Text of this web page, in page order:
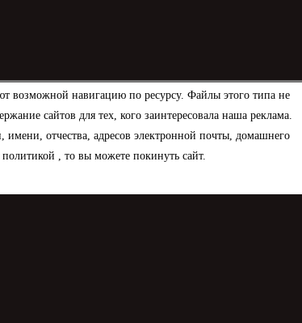
возможной навигацию по ресурсу. Файлы этого типа не
сайтов для тех, кого заинтересовала наша реклама.
отчества, адресов электронной почты, домашнего
, то вы можете покинуть сайт.